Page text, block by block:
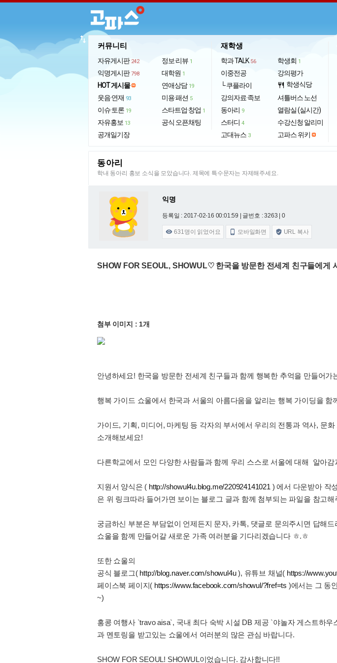
커뮤니티
자유게시판 242
익명게시판 798
HOT 게시물
웃음·연재 93
이슈·토론 19
자유홍보 13
공개일기장
정보·리뷰 1
대학원 1
연애상담 19
미용·패션 5
스타트업·창업 1
공식 오픈채팅
재학생
학과 TALK 56
이중전공
└ 쿠플라이
강의자료·족보
동아리 9
스터디 4
고대뉴스 3
학생회 1
강의평가
restaurant 학생식당
셔틀버스 노선
열람실 (실시간)
수강신청 알리미
고파스 위키
import_export
동아리
학내 동아리 홍보 소식을 모았습니다. 제목에 특수문자는 자제해주세요.
익명
등록일 : 2017-02-16 00:01:59 | 글번호 : 3263 | 0
 631명이 읽었어요  모바일화면  URL 복사
SHOW FOR SEOUL, SHOWUL♡ 한국을 방문한 전세계 친구들에게
첨부 이미지 : 1개
안녕하세요! 한국을 방문한 전세계 친구들과 함께 행복한 추억을 만들어
행복 가이드 쇼울에서 한국과 서울의 아름다움을 알리는 행복 가이딩을 함
가이드, 기획, 미디어, 마케팅 등 각자의 부서에서 우리의 전통과 역사, 문
소개해보세요!
다른학교에서 모인 다양한 사람들과 함께 우리 스스로 서울에 대해 알아
지원서 양식은 ( http://showul4u.blog.me/220924141021 ) 에서 다운받아 작
은 위 링크따라 들어가면 보이는 블로그 글과 함께 첨부되는 파일을 참고
궁금하신 부분은 부담없이 언제든지 문자, 카톡, 댓글로 문의주시면 답해드
쇼울을 함께 만들어갈 새로운 가족 여러분을 기다리겠습니다 ㅎ.ㅎ
또한 쇼울의
공식 블로그( http://blog.naver.com/showul4u), 유튜브 채널( https://
페이스북 페이지( https://www.facebook.com/showul/?fref=ts )에서는 그 동
~)
홍콩 여행사 `travo aisa`, 국내 최다 숙박 시설 DB 제공 `야놀자 게스트하
과 멘토링을 받고있는 쇼울에서 여러분의 많은 관심 바랍니다.
SHOW FOR SEOUL! SHOWUL이었습니다. 감사합니다!!